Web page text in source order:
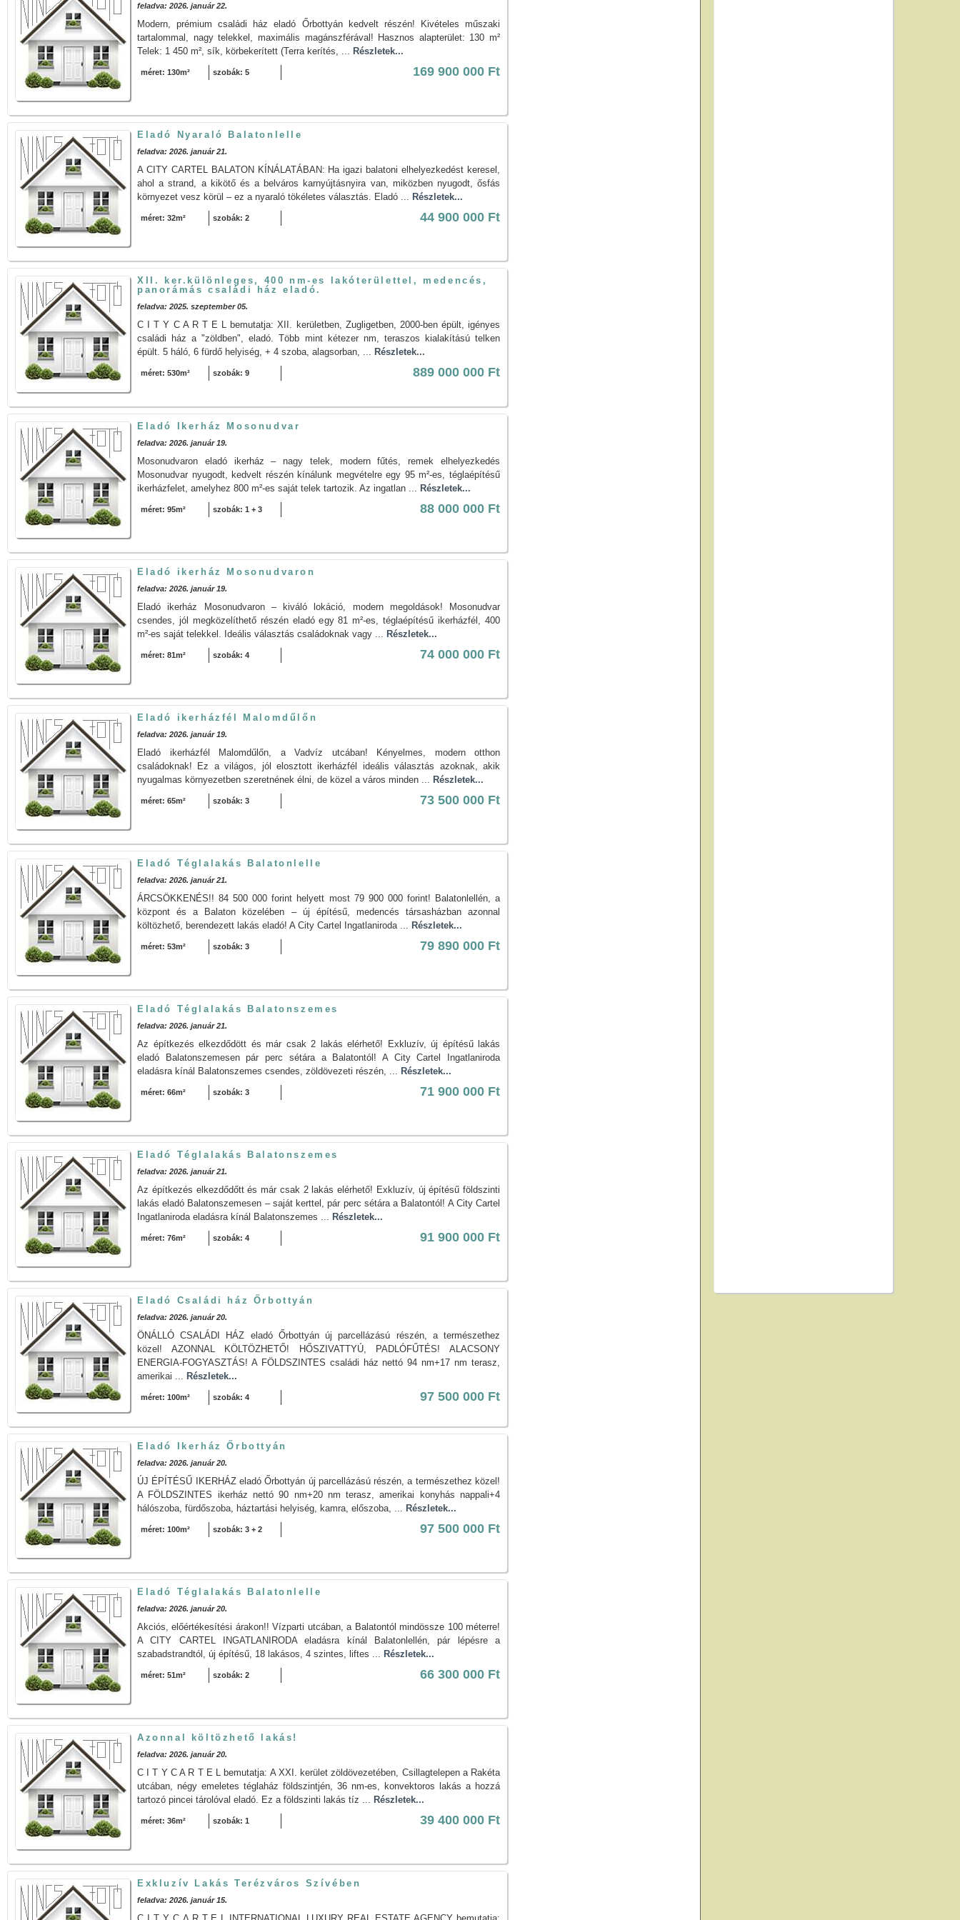
feladva: 2026. január 22.
Modern, prémium családi ház eladó Őrbottyán kedvelt részén! Kivételes műszaki
tartalommal, nagy telekkel, maximális magánszférával! Hasznos alapterület: 130 m²
Telek: 1 450 m², sík, körbekerített (Terra kerítés, ... Részletek...
méret: 130m² szobák: 5 169 900 000 Ft
Eladó Nyaraló Balatonlelle
feladva: 2026. január 21.
A CITY CARTEL BALATON KÍNÁLATÁBAN: Ha igazi balatoni elhelyezkedést keresel,
ahol a strand, a kikötő és a belváros karnyújtásnyira van, miközben nyugodt, ősfás
környezet vesz körül – ez a nyaraló tökéletes választás. Eladó ... Részletek...
méret: 32m² szobák: 2 44 900 000 Ft
XII. ker.különleges, 400 nm-es lakóterülettel, medencés,
panorámás családi ház eladó.
feladva: 2025. szeptember 05.
C I T Y C A R T E L bemutatja: XII. kerületben, Zugligetben, 2000-ben épült, igényes
családi ház a "zöldben", eladó. Több mint kétezer nm, teraszos kialakítású telken
épült. 5 háló, 6 fürdő helyiség, + 4 szoba, alagsorban, ... Részletek...
méret: 530m² szobák: 9 889 000 000 Ft
Eladó Ikerház Mosonudvar
feladva: 2026. január 19.
Mosonudvaron eladó ikerház – nagy telek, modern fűtés, remek elhelyezkedés
Mosonudvar nyugodt, kedvelt részén kínálunk megvételre egy 95 m²-es, téglaépítésű
ikerházfelet, amelyhez 800 m²-es saját telek tartozik. Az ingatlan ... Részletek...
méret: 95m² szobák: 1 + 3 88 000 000 Ft
Eladó ikerház Mosonudvaron
feladva: 2026. január 19.
Eladó ikerház Mosonudvaron – kiváló lokáció, modern megoldások! Mosonudvar
csendes, jól megközelíthető részén eladó egy 81 m²-es, téglaépítésű ikerházfél, 400
m²-es saját telekkel. Ideális választás családoknak vagy ... Részletek...
méret: 81m² szobák: 4 74 000 000 Ft
Eladó ikerházfél Malomdűlőn
feladva: 2026. január 19.
Eladó ikerházfél Malomdűlőn, a Vadvíz utcában! Kényelmes, modern otthon
családoknak! Ez a világos, jól elosztott ikerházfél ideális választás azoknak, akik
nyugalmas környezetben szeretnének élni, de közel a város minden ... Részletek...
méret: 65m² szobák: 3 73 500 000 Ft
Eladó Téglalakás Balatonlelle
feladva: 2026. január 21.
ÁRCSÖKKENÉS!! 84 500 000 forint helyett most 79 900 000 forint! Balatonlellén, a
központ és a Balaton közelében – új építésű, medencés társasházban azonnal
költözhető, berendezett lakás eladó! A City Cartel Ingatlaniroda ... Részletek...
méret: 53m² szobák: 3 79 890 000 Ft
Eladó Téglalakás Balatonszemes
feladva: 2026. január 21.
Az építkezés elkezdődött és már csak 2 lakás elérhető! Exkluzív, új építésű lakás
eladó Balatonszemesen pár perc sétára a Balatontól! A City Cartel Ingatlaniroda
eladásra kínál Balatonszemes csendes, zöldövezeti részén, ... Részletek...
méret: 66m² szobák: 3 71 900 000 Ft
Eladó Téglalakás Balatonszemes
feladva: 2026. január 21.
Az építkezés elkezdődőtt és már csak 2 lakás elérhető! Exkluzív, új építésű földszinti
lakás eladó Balatonszemesen – saját kerttel, pár perc sétára a Balatontól! A City Cartel
Ingatlaniroda eladásra kínál Balatonszemes ... Részletek...
méret: 76m² szobák: 4 91 900 000 Ft
Eladó Családi ház Őrbottyán
feladva: 2026. január 20.
ÖNÁLLÓ CSALÁDI HÁZ eladó Őrbottyán új parcellázású részén, a természethez
közel! AZONNAL KÖLTÖZHETŐ! HŐSZIVATTYÚ, PADLÓFŰTÉS! ALACSONY
ENERGIA-FOGYASZTÁS! A FÖLDSZINTES családi ház nettó 94 nm+17 nm terasz,
amerikai ... Részletek...
méret: 100m² szobák: 4 97 500 000 Ft
Eladó Ikerház Őrbottyán
feladva: 2026. január 20.
ÚJ ÉPÍTÉSŰ IKERHÁZ eladó Őrbottyán új parcellázású részén, a természethez közel!
A FÖLDSZINTES ikerház nettó 90 nm+20 nm terasz, amerikai konyhás nappali+4
hálószoba, fürdőszoba, háztartási helyiség, kamra, előszoba, ... Részletek...
méret: 100m² szobák: 3 + 2 97 500 000 Ft
Eladó Téglalakás Balatonlelle
feladva: 2026. január 20.
Akciós, előértékesítési árakon!! Vízparti utcában, a Balatontól mindössze 100 méterre!
A CITY CARTEL INGATLANIRODA eladásra kínál Balatonlellén, pár lépésre a
szabadstrandtól, új építésű, 18 lakásos, 4 szintes, liftes ... Részletek...
méret: 51m² szobák: 2 66 300 000 Ft
Azonnal költözhető lakás!
feladva: 2026. január 20.
C I T Y C A R T E L bemutatja: A XXI. kerület zöldövezetében, Csillagtelepen a Rakéta
utcában, négy emeletes téglaház földszintjén, 36 nm-es, konvektoros lakás a hozzá
tartozó pincei tárolóval eladó. Ez a földszinti lakás tíz ... Részletek...
méret: 36m² szobák: 1 39 400 000 Ft
Exkluzív Lakás Terézváros Szívében
feladva: 2026. január 15.